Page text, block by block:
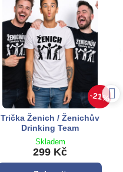
21%
Trička Ženich / Ženichův
Drinking Team
Skladem
299 Kč